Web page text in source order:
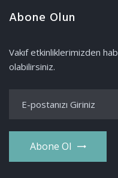
Abone Olun
Vakıf etkinliklerimizden
olabilirsiniz.
Abone Ol